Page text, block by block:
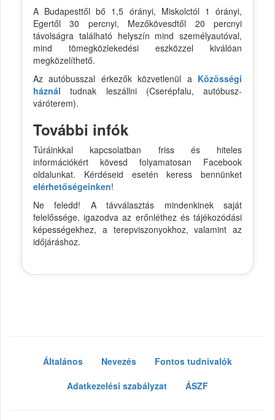
A Budapesttől bő 1,5 órányi, Miskolctól 1 órányi,
Egertől 30 percnyi, Mezőkövesdtől 20 percnyi
távolságra található helyszín mind személyautóval,
mind tömegközlekedési eszközzel kiválóan
megközelíthető.
Az autóbusszal érkezők közvetlenül a Közösségi
háznál tudnak leszállni (Cserépfalu, autóbusz-
váróterem).
További infók
Túráinkkal kapcsolatban friss és hiteles
információkért kövesd folyamatosan Facebook
oldalunkat. Kérdéseid esetén keress bennünket
elérhetőségeinken!
Ne feledd! A távválasztás mindenkinek saját
felelőssége, igazodva az erőnléthez és tájékozódási
képességekhez, a terepviszonyokhoz, valamint az
időjáráshoz.
Általános Nevezés
Fontos tudnivalók
Adatkezelési szabályzat
ÁSZF